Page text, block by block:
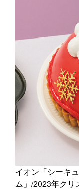
イオン「シーキ
ム」/2023年クリ